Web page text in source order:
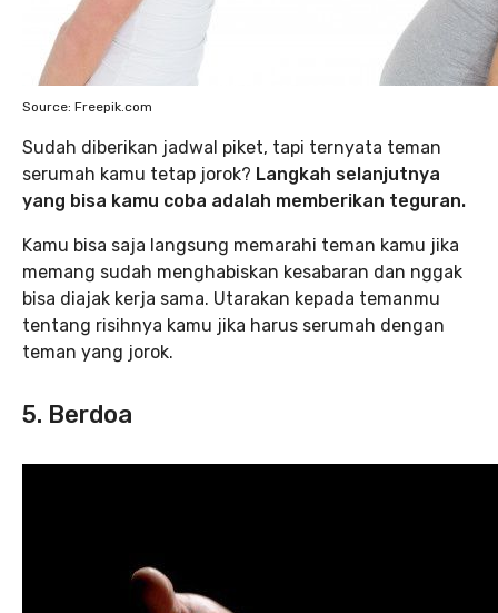
Source: Freepik.com
Sudah diberikan jadwal piket, tapi ternyata teman
serumah kamu tetap jorok? Langkah selanjutnya
yang bisa kamu coba adalah memberikan teguran.
Kamu bisa saja langsung memarahi teman kamu jika
memang sudah menghabiskan kesabaran dan nggak
bisa diajak kerja sama. Utarakan kepada temanmu
tentang risihnya kamu jika harus serumah dengan
teman yang jorok.
5. Berdoa